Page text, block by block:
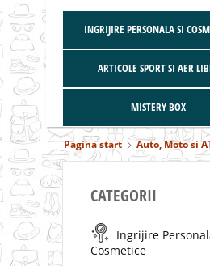
INGRIJIRE PERSONALA SI
ARTICOLE SPORT SI AER
MISTERY BOX
Pagina start Auto, Moto si
CATEGORII
Ingrijire
Cosmetice